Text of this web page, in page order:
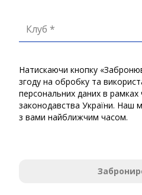
Клуб *
Натискаючи кнопку
згоду на обробку та
персональних даних в рамках
законодавства України. Наш
з вами найближчим часом.